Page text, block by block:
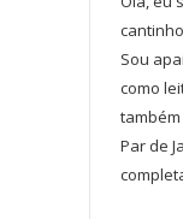
Sou
como
Par de